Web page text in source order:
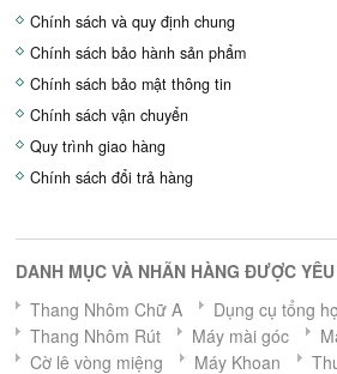
Chính sách và quy định chung
Chính sách bảo hành sản phẩm
Chính sách bảo mật thông tin
Chính sách vận chuyển
Quy trình giao hàng
Chính sách đổi trả hàng
DANH MỤC VÀ NHÃN HÀNG ĐƯỢC
Thang Nhôm Chữ A
Dụng cụ tổng
Thang Nhôm Rút
Máy mài góc
Cờ lê vòng miệng
Máy Khoan